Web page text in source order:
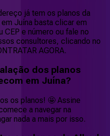
já tem os planos da
Juína basta clicar em
CEP e número ou fale no
consultores, clicando no
AGORA.
dos planos
em Juína?
os planos! 🤩 Assine
a navegar na
nada a mais por isso.